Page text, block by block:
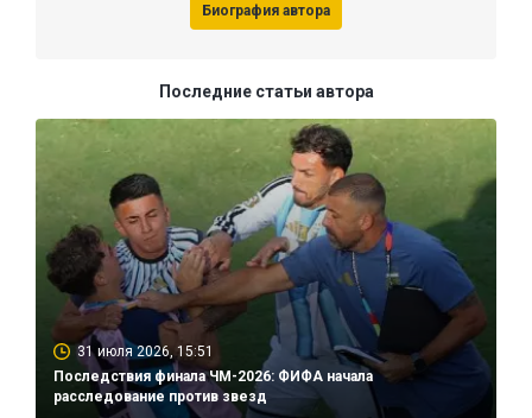
Биография автора
Последние статьи автора
31 июля 2026, 15:51
Последствия финала ЧМ-2026: ФИФА начала
расследование против звезд